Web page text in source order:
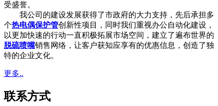
受盛誉。
我公司的建设发展获得了市政府的大力支持，先后承担多
个热电偶保护管创新性项目，同时我们重视办公自动化建设，
以更加快速的行动一直积极拓展市场空间，建立了遍布世界的
脱硫喷嘴销售网络，让客户获知应享有的优惠信息，创造了独
特的企业文化。
更多..
联系方式